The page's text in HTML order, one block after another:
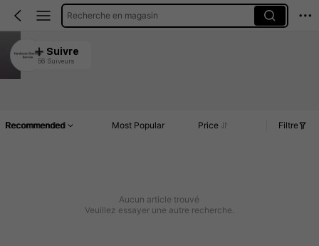
Recherche en magasin
Hardware One-Stop Service
4.91
Suivre
56 Suiveurs
Recommended Most Popular Price Filtre
Aucun article trouvé
Veuillez essayer une autre recherche.